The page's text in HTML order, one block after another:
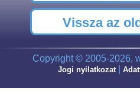
Vissza az
Copyright © 2005-2026,
Jogi nyilatkozat|